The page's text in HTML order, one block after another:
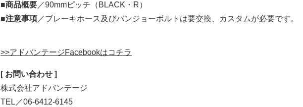
■商品概要 ／90mmピッチ（BLACK・R）
■注意事項 ／ブレーキホース及びバンジョーボルトは要交換、カスタムが必要です。
>>アドバンテージFacebookはコチラ
[ お問い合わせ ]
株式会社アドバンテージ
TEL／06-6412-6145